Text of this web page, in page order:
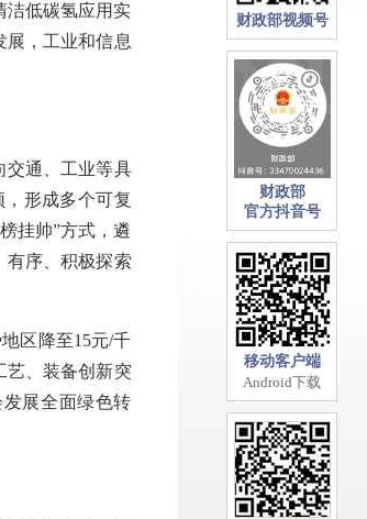
财政部视频号
财政部
官方抖音号
移动客户端
Android下载
低碳氢应用实
展，工业和信息
通、工业等具
形成多个可复
挂帅”方式，遴
有序、积极探索
区降至15元/千
艺、装备创新突
展全面绿色转